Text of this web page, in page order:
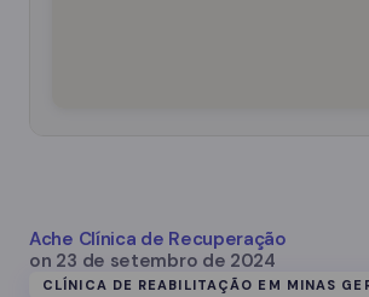
Ache Clínica de Recuperação
on 23 de setembro de 2024
CLÍNICA DE REABILITAÇÃO EM MINAS